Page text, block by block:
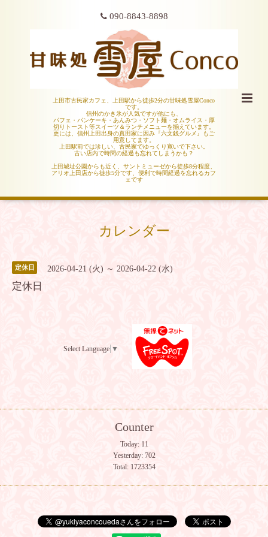
090-8843-8898
上田市古民家カフェ、上田駅から徒歩2分の甘味処雪屋Conco
です。
信州のかき氷が人気ですが他にも、
パフェ・パンケーキ・あんみつ・ソフト麺・オムライス・厚
切りトースト等スイーツ＆ランチメニューを揃えています。
更には、信州上田出身の真田家に因み『六文銭グルメ』もご
用意してます。
上田駅前では珍しい、古民家でゆっくり寛いで下さい。
古い店内で時間の経過も忘れてしまうかも？
上田城址公園からも近く、サントミューゼから徒歩8分程度、
アリオ上田店から徒歩5分です、便利で時間経過を忘れるカフ
ェです
カレンダー
定休日 2026-04-21 (火) ～ 2026-04-22 (水)
定休日
Select Language ▼
Counter
Today: 11
Yesterday: 702
Total: 1723354